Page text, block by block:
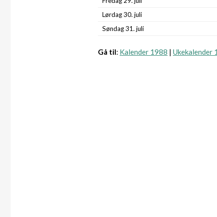
Lørdag 30. juli
Søndag 31. juli
Gå til: Kalender 1988 | Ukekalender